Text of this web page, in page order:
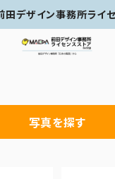
田デザイン事務所ライ
写真を探す